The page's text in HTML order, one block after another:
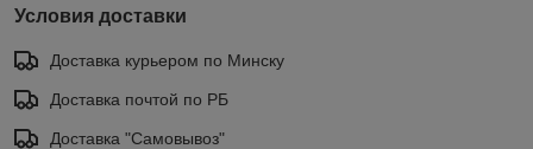
Условия доставки
Доставка курьером по Минску
Доставка почтой по РБ
Доставка "Самовывоз"